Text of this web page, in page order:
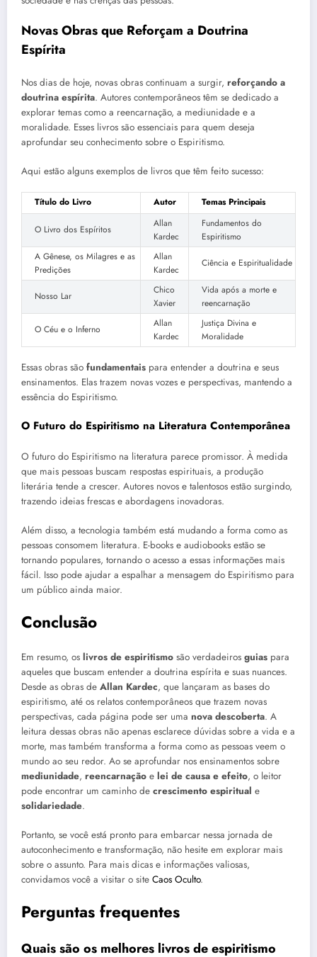
Novas Obras que Reforçam a Doutrina
Espírita
Nos dias de hoje, novas obras continuam a surgir, reforçando a
doutrina espírita. Autores contemporâneos têm se dedicado a
explorar temas como a reencarnação, a mediunidade e a
moralidade. Esses livros são essenciais para quem deseja
aprofundar seu conhecimento sobre o Espiritismo.
Aqui estão alguns exemplos de livros que têm feito sucesso:
Título do Livro Autor Temas Principais
O Livro dos Espíritos
Allan
Kardec
Fundamentos do
Espiritismo
A Gênese, os Milagres e as
Predições
Allan
Kardec
Ciência e Espiritualidade
Nosso Lar
Chico
Xavier
Vida após a morte e
reencarnação
O Céu e o Inferno
Allan
Kardec
Justiça Divina e
Moralidade
Essas obras são fundamentais para entender a doutrina e seus
ensinamentos. Elas trazem novas vozes e perspectivas, mantendo a
essência do Espiritismo.
O Futuro do Espiritismo na Literatura Contemporânea
O futuro do Espiritismo na literatura parece promissor. À medida
que mais pessoas buscam respostas espirituais, a produção
literária tende a crescer. Autores novos e talentosos estão surgindo,
trazendo ideias frescas e abordagens inovadoras.
Além disso, a tecnologia também está mudando a forma como as
pessoas consomem literatura. E-books e audiobooks estão se
tornando populares, tornando o acesso a essas informações mais
fácil. Isso pode ajudar a espalhar a mensagem do Espiritismo para
um público ainda maior.
Conclusão
Em resumo, os livros de espiritismo são verdadeiros guias para
aqueles que buscam entender a doutrina espírita e suas nuances.
Desde as obras de Allan Kardec, que lançaram as bases do
espiritismo, até os relatos contemporâneos que trazem novas
perspectivas, cada página pode ser uma nova descoberta. A
leitura dessas obras não apenas esclarece dúvidas sobre a vida e a
morte, mas também transforma a forma como as pessoas veem o
mundo ao seu redor. Ao se aprofundar nos ensinamentos sobre
mediunidade, reencarnação e lei de causa e efeito, o leitor
pode encontrar um caminho de crescimento espiritual e
solidariedade.
Portanto, se você está pronto para embarcar nessa jornada de
autoconhecimento e transformação, não hesite em explorar mais
sobre o assunto. Para mais dicas e informações valiosas,
convidamos você a visitar o site Caos Oculto.
Perguntas frequentes
Quais são os melhores livros de espiritismo